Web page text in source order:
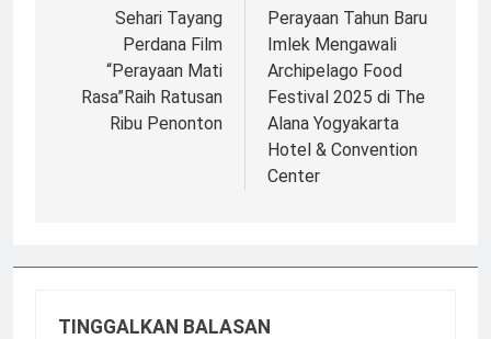
Sehari Tayang
Perdana Film
“Perayaan Mati
Rasa”Raih Ratusan
Ribu Penonton
Perayaan Tahun Baru
Imlek Mengawali
Archipelago Food
Festival 2025 di The
Alana Yogyakarta
Hotel & Convention
Center
TINGGALKAN BALASAN